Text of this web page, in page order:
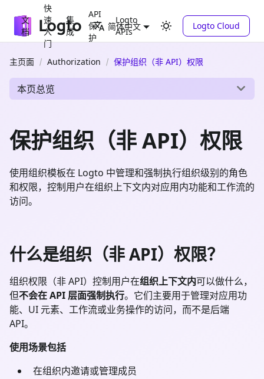
文
档
快
速
入
门
集
成
API
保
护
Logto
APIs
简体中文 Logto Cloud
主页面 Authorization 保护组织（非 API）权限
本页总览
保护组织（非 API）权限
使用组织模板在 Logto 中管理和强制执行组织级别的角色
和权限，控制用户在组织上下文内对应用内功能和工作流的
访问。
什么是组织（非 API）权限？
组织权限（非 API）控制用户在组织上下文内可以做什么，
但不会在 API 层面强制执行。它们主要用于管理对应用功
能、UI 元素、工作流或业务操作的访问，而不是后端
API。
使用场景包括
在组织内邀请或管理成员